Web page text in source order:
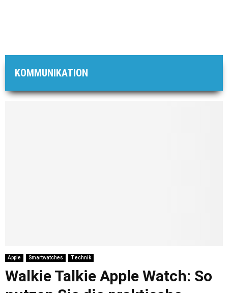
KOMMUNIKATION
Apple Smartwatches Technik
Walkie Talkie Apple Watch: So